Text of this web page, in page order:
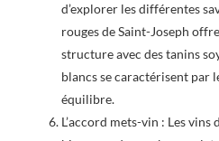
d’explorer les différentes
rouges de Saint-Joseph
structure avec des tanins
blancs se caractérisent par
équilibre.
L’accord mets-vin : Les vins